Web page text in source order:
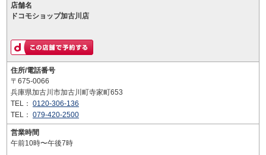
店舗名
ドコモショップ加古川店
住所/電話番号
〒675-0066
兵庫県加古川市加古川町寺家町653
TEL： 0120-306-136
TEL： 079-420-2500
営業時間
午前10時〜午後7時